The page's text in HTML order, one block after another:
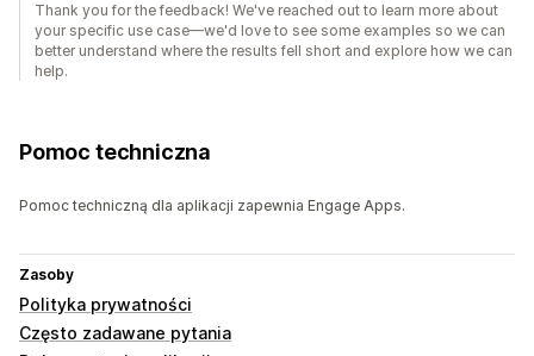
Thank you for the feedback! We've reached out to learn more about
your specific use case—we'd love to see some examples so we can
better understand where the results fell short and explore how we can
help.
Pomoc techniczna
Pomoc techniczną dla aplikacji zapewnia Engage Apps.
Zasoby
Polityka prywatności
Często zadawane pytania